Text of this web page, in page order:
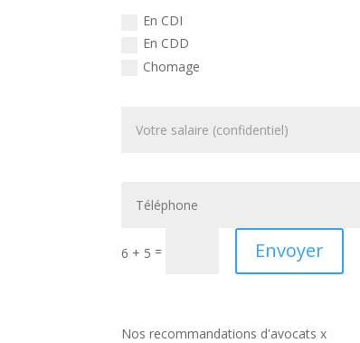
En CDI
En CDD
Chomage
6 + 5 = Envoyer
Nos recommandations d'avocats x